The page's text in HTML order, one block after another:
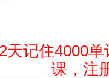
2天记住4000
课，注